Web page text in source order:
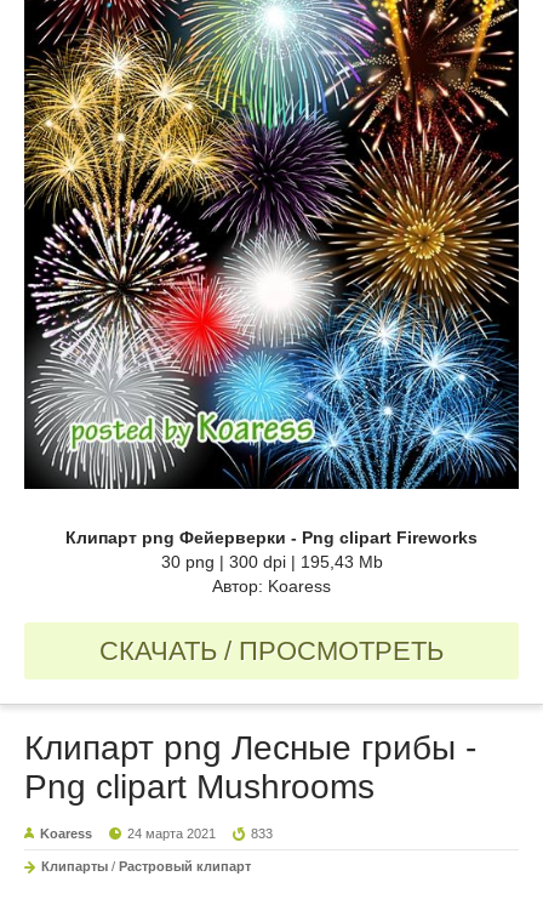
Клипарт png Фейерверки - Png clipart Fireworks
30 png | 300 dpi | 195,43 Mb
Автор: Koaress
СКАЧАТЬ / ПРОСМОТРЕТЬ
Клипарт png Лесные грибы -
Png clipart Mushrooms
Koaress 24 марта 2021 833
Клипарты / Растровый клипарт